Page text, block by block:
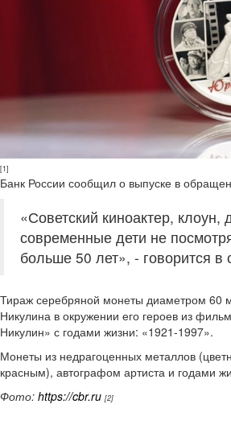
[1]
Банк России сообщил о выпуске в
«Советский киноактер,
современные дети не
больше 50 лет», - говорится
Тираж серебряной монеты диаметром 60
Никулина в окружении его героев из
Никулин» с годами жизни: «1921-1997».
Монеты из недрагоценных металлов
красным), автографом артиста и годами
Фото: https://cbr.ru [2]